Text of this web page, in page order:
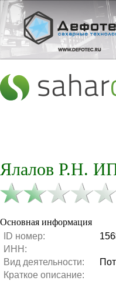
Ялалов Р.Н.
Основная информация
ID номер:
ИНН:
Вид деятельности:
Краткое описание: